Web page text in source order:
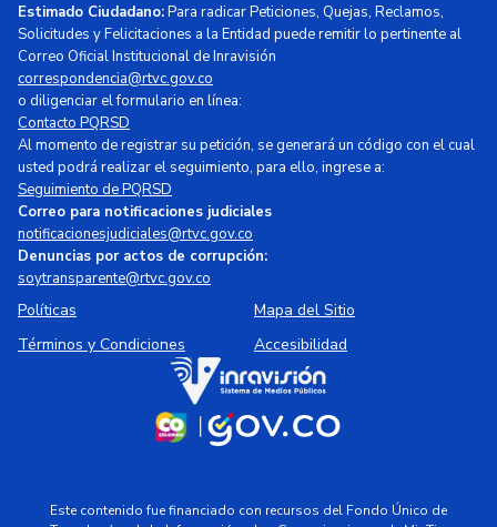
Estimado Ciudadano:Para radicar Peticiones, Quejas, Reclamos,
Solicitudes y Felicitaciones a la Entidad puede remitir lo pertinente al
Correo Oficial Institucional de Inravisión
correspondencia@rtvc.gov.co
o diligenciar el formulario en línea:
Contacto PQRSD
Al momento de registrar su petición, se generará un código con el cual
usted podrá realizar el seguimiento, para ello, ingrese a:
Seguimiento de PQRSD
Correo para notificaciones judiciales
notificacionesjudiciales@rtvc.gov.co
Denuncias por actos de corrupción:
soytransparente@rtvc.gov.co
Políticas
Mapa del Sitio
Términos y Condiciones
Accesibilidad
Este contenido fue financiado con recursos del Fondo Único de